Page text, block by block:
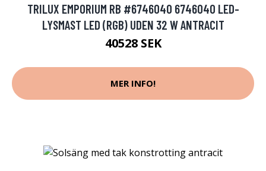
TRILUX EMPORIUM RB #6746040 6746040 LED-
LYSMAST LED (RGB) UDEN 32 W ANTRACIT
40528 SEK
MER INFO!